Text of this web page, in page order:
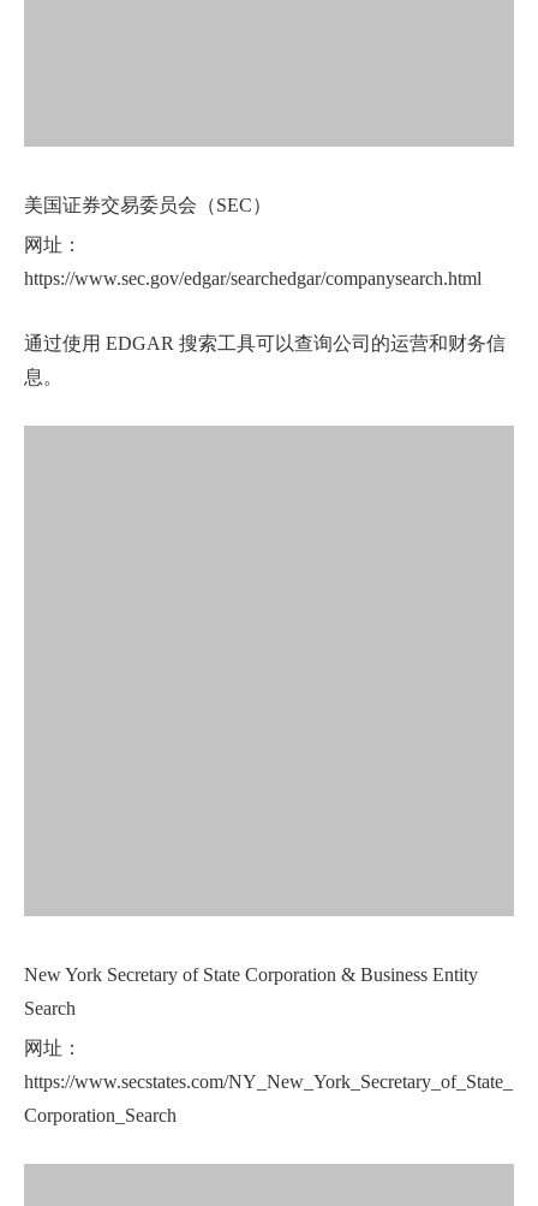
美国证券交易委员会（SEC）
网址：
https://www.sec.gov/edgar/searchedgar/companysearch.html
通过使用 EDGAR 搜索工具可以查询公司的运营和财务信
息。
New York Secretary of State Corporation & Business Entity
Search
网址：
https://www.secstates.com/NY_New_York_Secretary_of_State_
Corporation_Search